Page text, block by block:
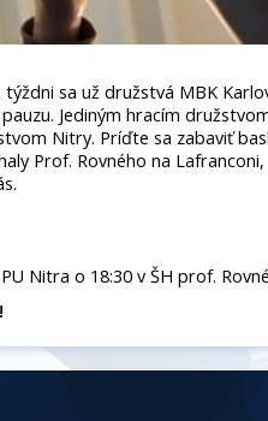
sa už družstvá MBK
Jediným hracím
Nitry. Príďte sa zabaviť
Prof. Rovného na
Nitra o 18:30 v ŠH prof.